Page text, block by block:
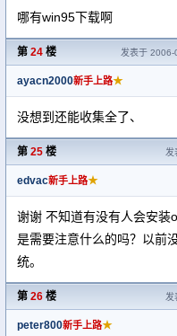
哪有win95下载啊
第 24 楼 发表于
ayacn2000新手上路★
没想到还能收集全了、
第 25 楼 发
edvac新手上路★
谢谢 不知道有没有人会安装
是需要注意什么的吗？以前
统。
第 26 楼 发
peter800新手上路★